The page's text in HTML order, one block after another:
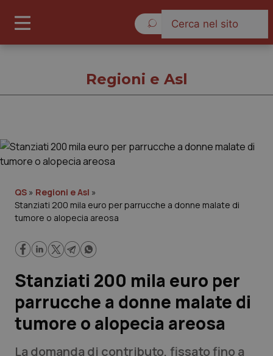
Governo e Parlamento
Regioni e Asl
Lavoro e Professioni
Scienza e Farmaci
Studi e Analisi
Regioni e Asl
QS » Regioni e Asl »
Stanziati 200 mila euro per parrucche a donne malate di
tumore o alopecia areosa
Stanziati 200 mila euro per
parrucche a donne malate di
tumore o alopecia areosa
La domanda di contributo, fissato fino a